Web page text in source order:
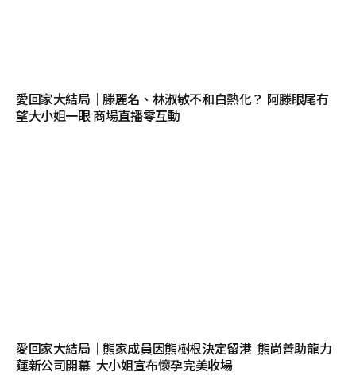
愛回家大結局｜滕麗名、林淑敏不和白熱化？ 阿滕眼尾冇
望大小姐一眼 商場直播零互動
愛回家大結局｜熊家成員因熊樹根決定留港 熊尚善助龍力
蓮新公司開幕 大小姐宣布懷孕完美收場